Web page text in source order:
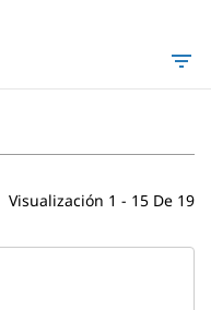
filter_list
Visualización 1 - 15 De 19